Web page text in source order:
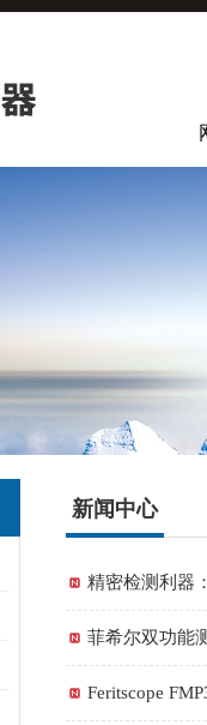
新闻中心
精密检测利器
菲希尔双功能
Feritscope